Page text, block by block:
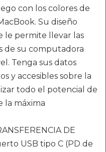
con los colores de
Su diseño
le permite llevar las
de su computadora
Tenga sus datos
y accesibles sobre la
todo el potencial de
la máxima
DE
USB tipo C (PD de